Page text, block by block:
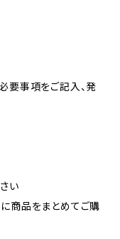
要事項をご記入、発
い
商品をまとめてご購